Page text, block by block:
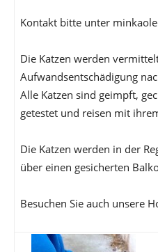
Kontakt bitte unter
Die Katzen werden
Aufwandsentschädigung
Alle Katzen sind geimpft,
getestet und reisen mit
Die Katzen werden in der
über einen gesicherten
Besuchen Sie auch unsere